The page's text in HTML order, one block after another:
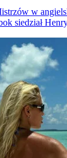
w
siedział